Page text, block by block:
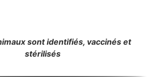
sont identifiés, vaccinés et
stérilisés